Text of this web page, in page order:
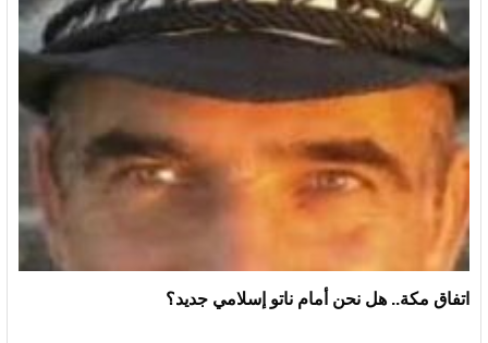
اتفاق مكة.. هل نحن أمام ناتو إسلامي جديد؟